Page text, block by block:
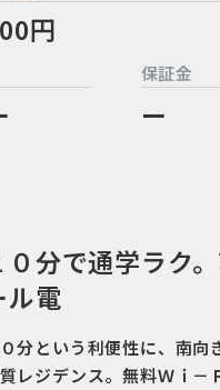
円
保証金
ー
分で通学ラク
ル電
分という利便性に、南
レジデンス。無料Ｗｉ－